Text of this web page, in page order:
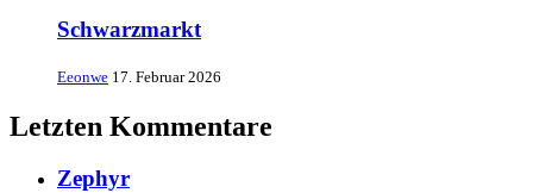
Schwarzmarkt
Eeonwe 17. Februar 2026
Letzten Kommentare
Zephyr